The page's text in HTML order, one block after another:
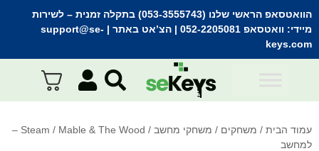
הוואטסאפ הראשי שלנו (053-3555743) בתקלה זמנית
– לשירות
מיידי: וואטסאפ 052-2205081 | הצ’אט באתר | support@se-
keys.com
עמוד הבית / משחקים / משחקי מחשב /
Steam
/ Mable & The Wood –
למחשב